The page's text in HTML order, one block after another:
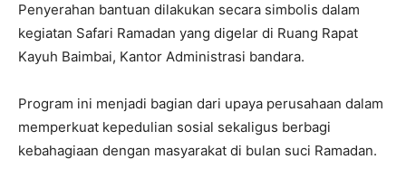
Penyerahan bantuan dilakukan secara simbolis dalam
kegiatan Safari Ramadan yang digelar di Ruang Rapat
Kayuh Baimbai, Kantor Administrasi bandara.
Program ini menjadi bagian dari upaya perusahaan dalam
memperkuat kepedulian sosial sekaligus berbagi
kebahagiaan dengan masyarakat di bulan suci Ramadan.